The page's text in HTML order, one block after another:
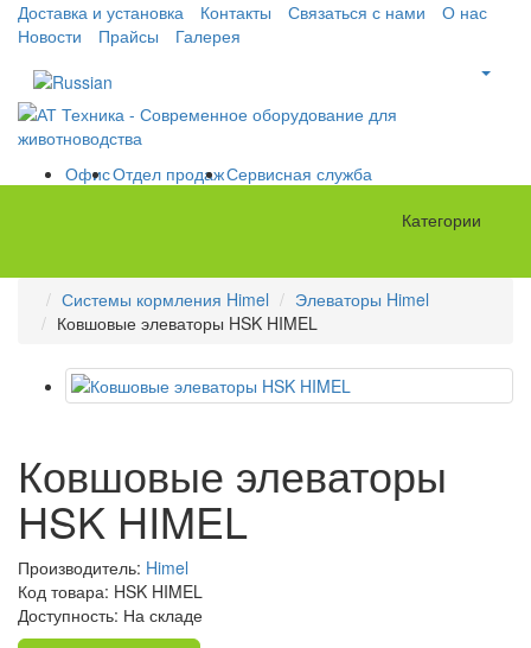
Доставка и установка Контакты Связаться с нами
О нас
Новости
Прайсы Галерея
ОфисОтдел продажСервисная служба
Категории
Системы кормления Himel
Элеваторы Himel
Ковшовые элеваторы HSK HIMEL
Ковшовые элеваторы
HSK HIMEL
Производитель: Himel
Код товара: HSK HIMEL
Доступность: На складе